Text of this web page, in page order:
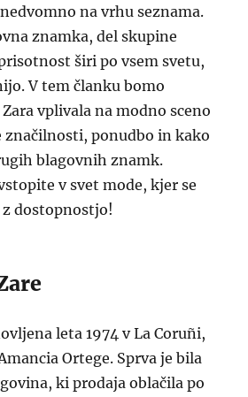
na vrhu seznama.
znamka, del skupine
širi po vsem svetu,
V tem članku bomo
vplivala na modno sceno
značilnosti, ponudbo in kako
blagovnih znamk.
v svet mode, kjer se
dostopnostjo!
leta 1974 v La Coruñi,
Ortege. Sprva je bila
ki prodaja oblačila po